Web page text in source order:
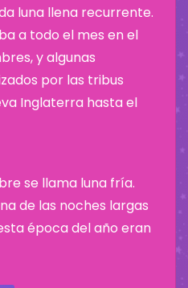
luna llena recurrente.
a todo el mes en el
y algunas
por las tribus
Inglaterra hasta el
se llama luna fría.
de las noches largas
época del año eran